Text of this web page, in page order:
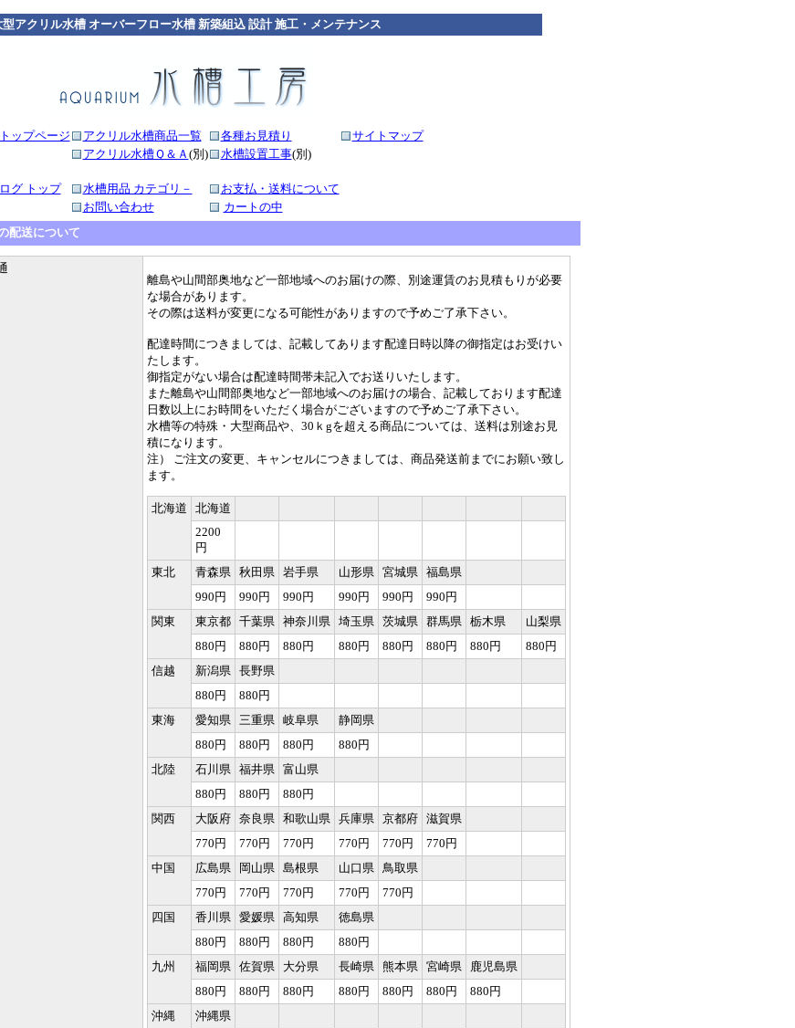
型アクリル水槽 オーバーフロー水槽 新築組込 設計 施工・メンテナンス
ップページ アクリル水槽商品一覧 各種お見積り
サイトマップ
アクリル水槽Ｑ＆Ａ (別) 水槽設置工事(別)
グ トップ 水槽用品 カテゴリ－
お支払・送料について
お問い合わせ
カートの中
配送について
離島や山間部奥地など一部地域へのお届けの際、別途運賃のお見積もりが必要
な場合があります。
その際は送料が変更になる可能性がありますので予めご了承下さい。
配達時間につきましては、記載してあります配達日時以降の御指定はお受けい
たします。
御指定がない場合は配達時間帯未記入でお送りいたします。
また離島や山間部奥地など一部地域へのお届けの場合、記載しております配達
日数以上にお時間をいただく場合がございますので予めご了承下さい。
水槽等の特殊・大型商品や、30ｋgを超える商品については、送料は別途お見
積になります。
注） ご注文の変更、キャンセルにつきましては、商品発送前までにお願い致し
ます。
北海道
北海道
2200
円
東北
青森県 秋田県 岩手県 山形県 宮城県 福島県
990円
990円 990円 990円 990円
990円
関東
東京都 千葉県 神奈川県 埼玉県 茨城県 群馬県 栃木県
山梨県
880円
880円 880円 880円 880円 880円 880円
880円
信越
新潟県 長野県
880円
880円
東海
愛知県 三重県 岐阜県
静岡県
880円
880円 880円
880円
北陸
石川県 福井県 富山県
880円
880円
880円
関西
大阪府 奈良県 和歌山県 兵庫県 京都府 滋賀県
770円
770円 770円 770円 770円
770円
中国
広島県 岡山県 島根県 山口県
鳥取県
770円
770円 770円 770円
770円
四国
香川県 愛媛県 高知県
徳島県
880円
880円 880円
880円
九州
福岡県 佐賀県 大分県 長崎県 熊本県 宮崎県
鹿児島県
880円
880円 880円 880円 880円 880円
880円
沖縄
沖縄県